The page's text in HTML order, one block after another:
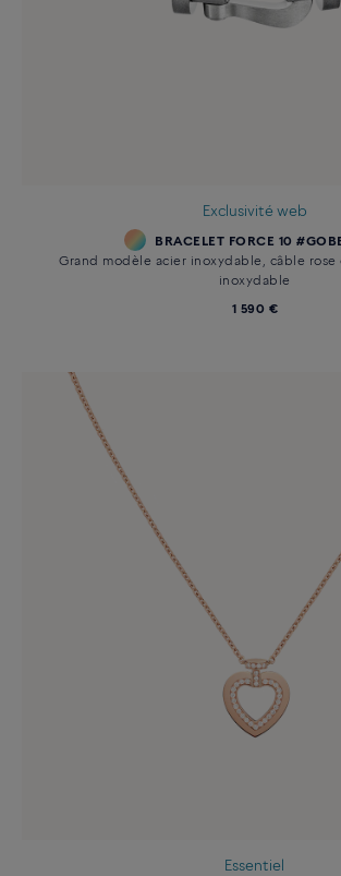
Exclusivité web
BRACELET FORCE 10
Grand modèle acier inoxydable, câble
inoxydable
1 590 €
Essentiel